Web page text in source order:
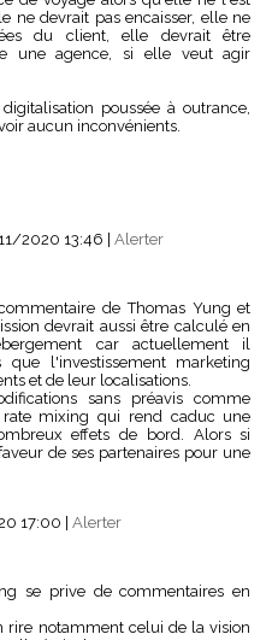
ne devrait pas encaisser, elle ne
du client, elle devrait être
une agence, si elle veut agir
poussée à outrance,
aucun inconvénients.
2020 13:46
Alerter
de Thomas Yung et
devrait aussi être calculé en
car actuellement il
l'investissement marketing
et de leur localisations.
sans préavis comme
mixing qui rend caduc une
effets de bord. Alors si
de ses partenaires pour une
17:00
Alerter
se prive de commentaires en
rire notamment celui de la vision